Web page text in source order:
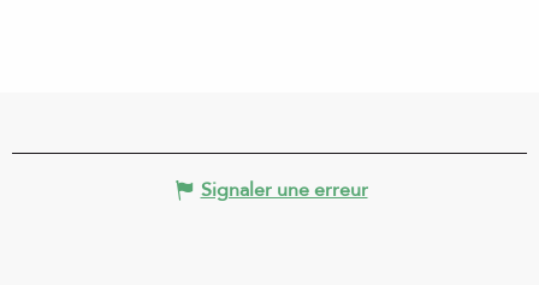
Signaler une erreur